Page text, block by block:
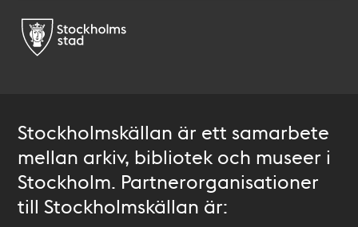
Stockholmskällan är ett samarbete
mellan arkiv, bibliotek och museer i
Stockholm. Partnerorganisationer
till Stockholmskällan är: